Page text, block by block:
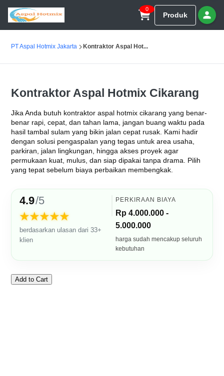
0
Produk
PT Aspal Hotmix Jakarta Kontraktor Aspal Hot...
Kontraktor Aspal Hotmix Cikarang
Jika Anda butuh kontraktor aspal hotmix cikarang yang benar-
benar rapi, cepat, dan tahan lama, jangan buang waktu pada
hasil tambal sulam yang bikin jalan cepat rusak. Kami hadir
dengan solusi pengaspalan yang tegas untuk area usaha,
parkiran, jalan lingkungan, hingga akses proyek agar
permukaan kuat, mulus, dan siap dipakai tanpa drama. Pilih
yang tepat sebelum biaya perbaikan membengkak.
4.9/5
★★★★★
berdasarkan ulasan dari 33+
klien
PERKIRAAN BIAYA
Rp 4.000.000 -
5.000.000
harga sudah mencakup seluruh
kebutuhan
Add to Cart